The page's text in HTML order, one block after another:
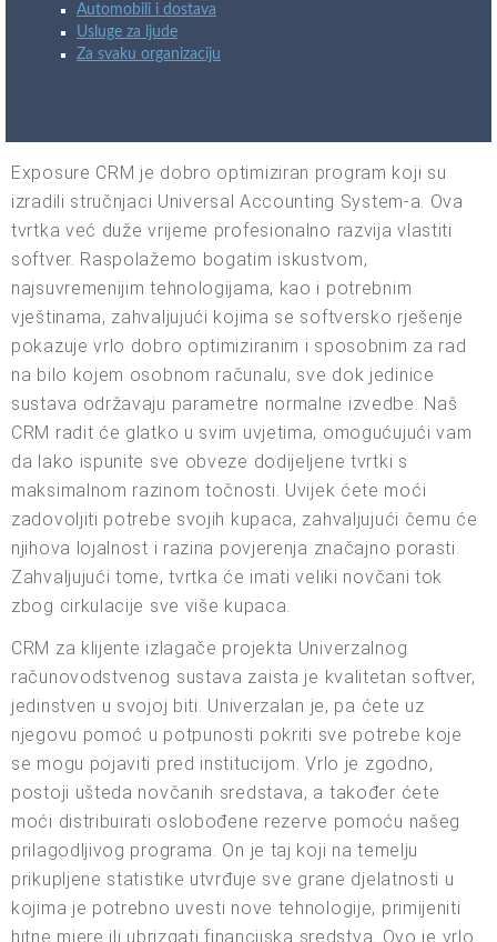
Automobili i dostava
Usluge za ljude
Za svaku organizaciju
Exposure CRM je dobro optimiziran program koji su
izradili stručnjaci Universal Accounting System-a. Ova
tvrtka već duže vrijeme profesionalno razvija vlastiti
softver. Raspolažemo bogatim iskustvom,
najsuvremenijim tehnologijama, kao i potrebnim
vještinama, zahvaljujući kojima se softversko rješenje
pokazuje vrlo dobro optimiziranim i sposobnim za rad
na bilo kojem osobnom računalu, sve dok jedinice
sustava održavaju parametre normalne izvedbe. Naš
CRM radit će glatko u svim uvjetima, omogućujući vam
da lako ispunite sve obveze dodijeljene tvrtki s
maksimalnom razinom točnosti. Uvijek ćete moći
zadovoljiti potrebe svojih kupaca, zahvaljujući čemu će
njihova lojalnost i razina povjerenja značajno porasti.
Zahvaljujući tome, tvrtka će imati veliki novčani tok
zbog cirkulacije sve više kupaca.
CRM za klijente izlagače projekta Univerzalnog
računovodstvenog sustava zaista je kvalitetan softver,
jedinstven u svojoj biti. Univerzalan je, pa ćete uz
njegovu pomoć u potpunosti pokriti sve potrebe koje
se mogu pojaviti pred institucijom. Vrlo je zgodno,
postoji ušteda novčanih sredstava, a također ćete
moći distribuirati oslobođene rezerve pomoću našeg
prilagodljivog programa. On je taj koji na temelju
prikupljene statistike utvrđuje sve grane djelatnosti u
kojima je potrebno uvesti nove tehnologije, primijeniti
hitne mjere ili ubrizgati financijska sredstva. Ovo je vrlo